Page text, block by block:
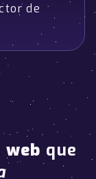
de
que